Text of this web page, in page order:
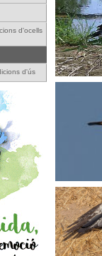
d'ocells
d'ús